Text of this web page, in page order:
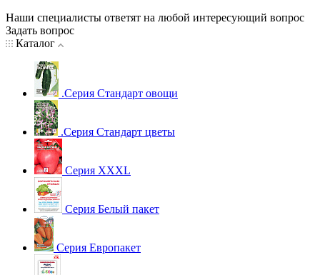
Наши специалисты ответят на любой интересующий вопрос
Задать вопрос
Каталог
.Серия Стандарт овощи
.Серия Стандарт цветы
Серия XXXL
Серия Белый пакет
Серия Европакет